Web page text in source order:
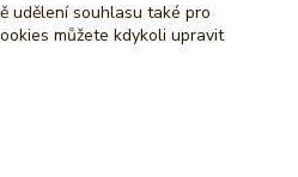
udělení souhlasu také pro
můžete kdykoli upravit